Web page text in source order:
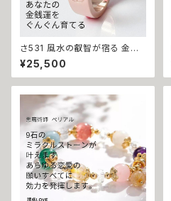
さ531 風水の叡智が宿る 金運
も恋もすべてが流れ出す【開運】
風水 ゴールド マチュラダイヤモ
ンド ピンク ストーン リング さく
リー お守り 吉方位 財運 金運
パワーストーン おまじない 開運
上品 かわいい
¥25,500